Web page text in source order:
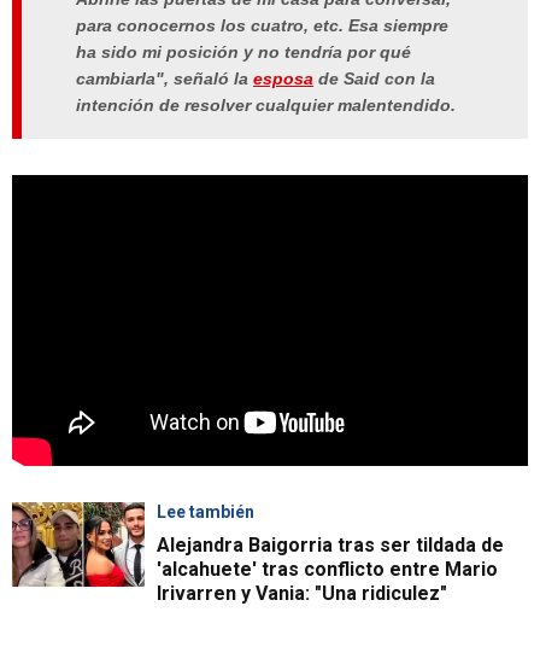
para conocernos los cuatro, etc. Esa siempre
ha sido mi posición y no tendría por qué
cambiarla", señaló la esposa de Said con la
intención de resolver cualquier malentendido.
Lee también
Alejandra Baigorria tras ser tildada de
'alcahuete' tras conflicto entre Mario
Irivarren y Vania: "Una ridiculez"